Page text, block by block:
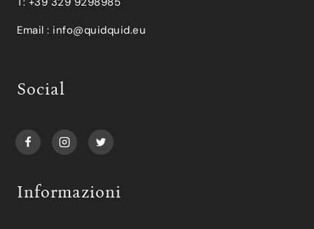
Email : info@quidquid.eu
Social
Informazioni